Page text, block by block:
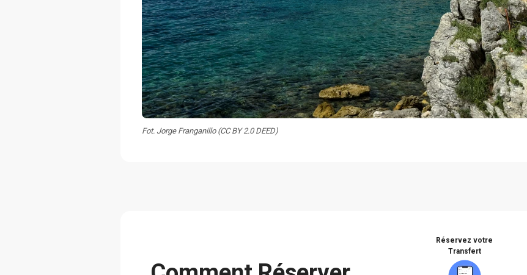
Fot. Jorge Franganillo (CC BY 2.0 DEED)
Réservez votre
Transfert